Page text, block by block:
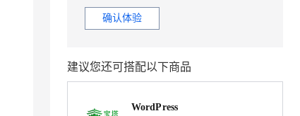
确认体验
建议您还可搭配以下商品
WordPress